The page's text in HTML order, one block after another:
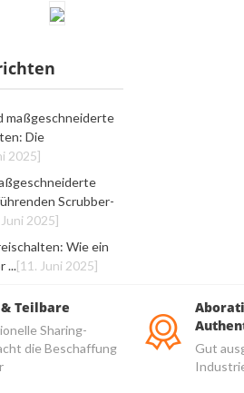
maßgeschneiderte
Die
2025]
Scrubber-
2025]
Wie ein
...[11. Juni 2025]
Teilbare
Sharing-
die Beschaffung
Gut